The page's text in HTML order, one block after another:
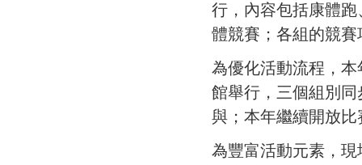
行，內容包括康體
體競賽；各組的競
為優化活動流程，
館舉行，三個組別
與；本年繼續開放
為豐富活動元素，